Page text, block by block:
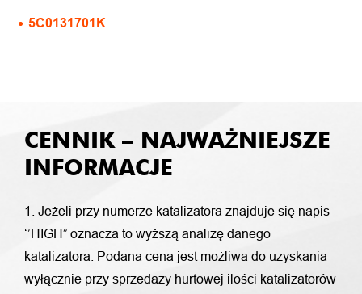
5C0131701K
CENNIK – NAJWAŻNIEJSZE
INFORMACJE
1. Jeżeli przy numerze katalizatora znajduje się napis
‘’HIGH” oznacza to wyższą analizę danego
katalizatora. Podana cena jest możliwa do uzyskania
wyłącznie przy sprzedaży hurtowej ilości katalizatorów